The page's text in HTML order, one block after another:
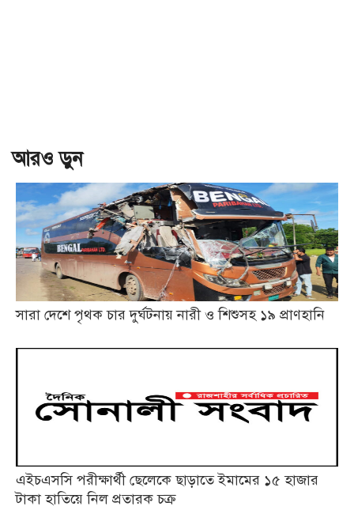
আরও ড়ুন
সারা দেশে পৃথক চার দুর্ঘটনায় নারী ও শিশুসহ ১৯ প্রাণহানি
এইচএসসি পরীক্ষার্থী ছেলেকে ছাড়াতে ইমামের ১৫ হাজার
টাকা হাতিয়ে নিল প্রতারক চক্র